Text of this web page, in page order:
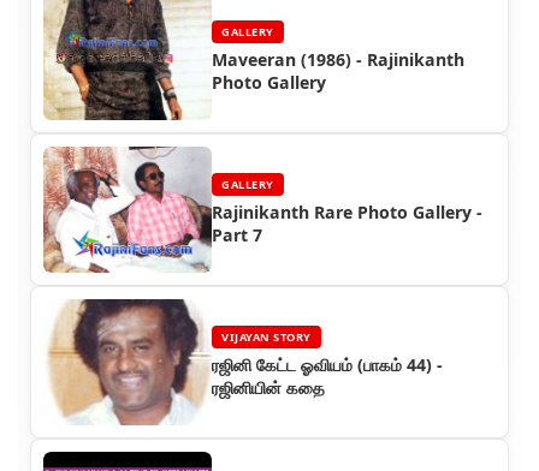
GALLERY
Maveeran (1986) - Rajinikanth
Photo Gallery
GALLERY
Rajinikanth Rare Photo Gallery -
Part 7
VIJAYAN STORY
ரஜினி கேட்ட ஓவியம் (பாகம் 44) -
ரஜினியின் கதை